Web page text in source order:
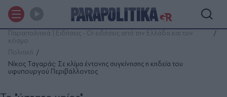
Παραπολιτικά | Ειδήσεις - Οι ειδήσεις από την Ελλάδα και τον
κόσμο
Πολιτική
Νίκος Ταγαράς: Σε κλίμα έντονης συγκίνησης η κηδεία του
υφυπουργού Περιβάλλοντος